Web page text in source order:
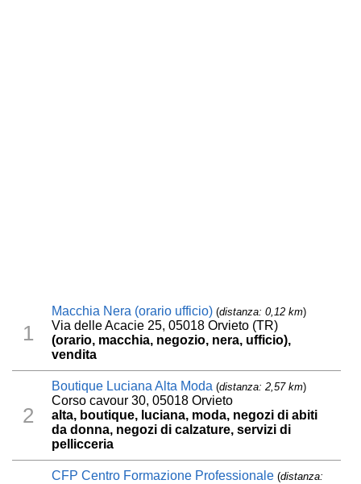
1
Macchia Nera (orario ufficio) (distanza: 0,12 km)
Via delle Acacie 25, 05018 Orvieto (TR)
(orario, macchia, negozio, nera, ufficio),
vendita
2
Boutique Luciana Alta Moda (distanza: 2,57 km)
Corso cavour 30, 05018 Orvieto
alta, boutique, luciana, moda, negozi di abiti
da donna, negozi di calzature, servizi di
pellicceria
CFP Centro Formazione Professionale (distanza: